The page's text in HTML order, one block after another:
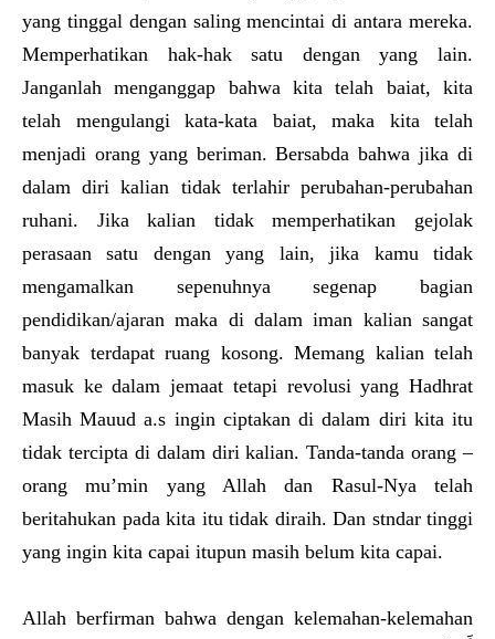
yang tinggal dengan saling mencintai di antara mereka.
Memperhatikan hak-hak satu dengan yang lain.
Janganlah menganggap bahwa kita telah baiat, kita
telah mengulangi kata-kata baiat, maka kita telah
menjadi orang yang beriman. Bersabda bahwa jika di
dalam diri kalian tidak terlahir perubahan-perubahan
ruhani. Jika kalian tidak memperhatikan gejolak
perasaan satu dengan yang lain, jika kamu tidak
mengamalkan sepenuhnya segenap bagian
pendidikan/ajaran maka di dalam iman kalian sangat
banyak terdapat ruang kosong. Memang kalian telah
masuk ke dalam jemaat tetapi revolusi yang Hadhrat
Masih Mauud a.s ingin ciptakan di dalam diri kita itu
tidak tercipta di dalam diri kalian. Tanda-tanda orang –
orang mu’min yang Allah dan Rasul-Nya telah
beritahukan pada kita itu tidak diraih. Dan stndar tinggi
yang ingin kita capai itupun masih belum kita capai.
Allah berfirman bahwa dengan kelemahan-kelemahan